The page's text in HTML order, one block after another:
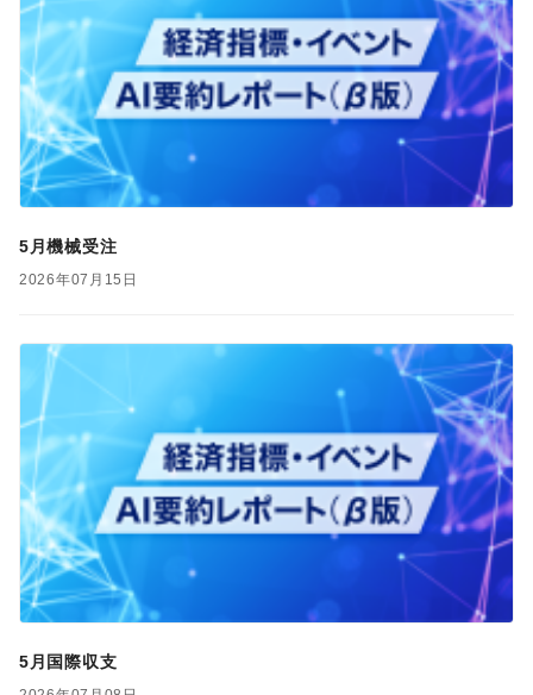
5月機械受注
2026年07月15日
5月国際収支